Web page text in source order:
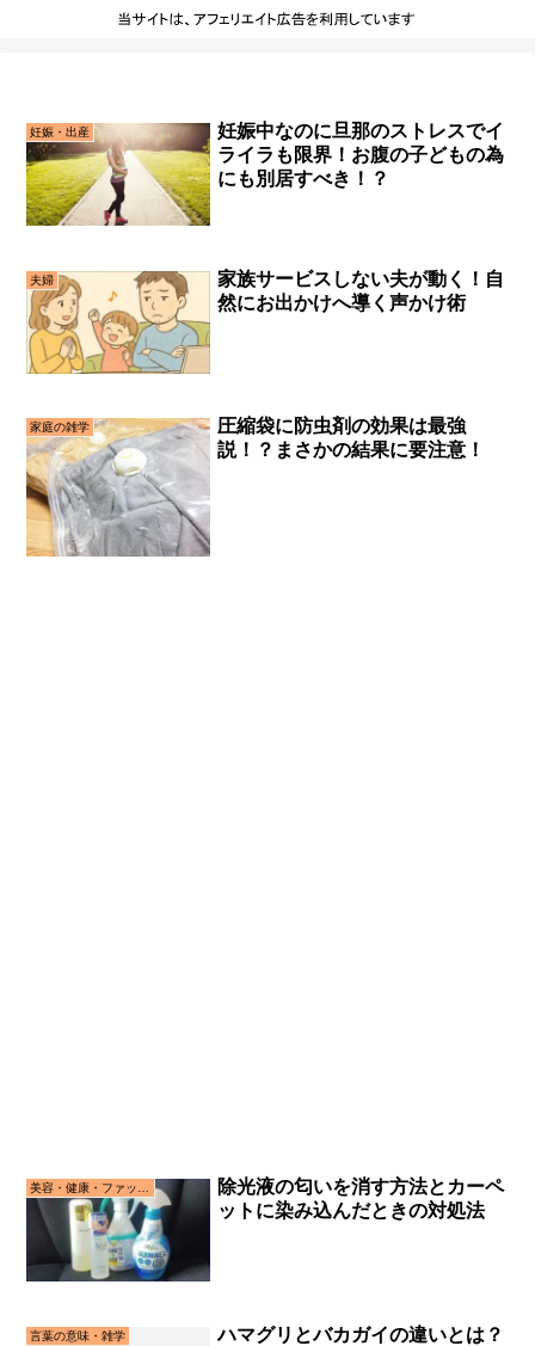
妊娠・出産
妊娠中なのに旦那のストレスでイ
ライラも限界！お腹の子どもの為
にも別居すべき！？
夫婦
家族サービスしない夫が動く！自
然にお出かけへ導く声かけ術
家庭の雑学
圧縮袋に防虫剤の効果は最強
説！？まさかの結果に要注意！
除光液の匂いを消す方法とカーペ
ットに染み込んだときの対処法
言葉の意味・雑学
ハマグリとバカガイの違いとは？